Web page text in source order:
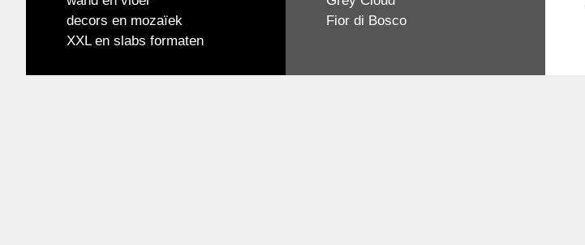
decors en mozaïek
XXL en slabs formaten
Fior di Bosco